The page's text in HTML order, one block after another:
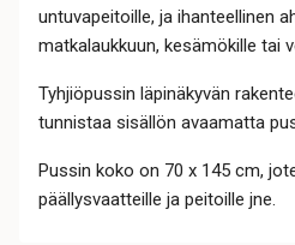
untuvapeitoille, ja ihanteellinen
matkalaukkuun, kesämökille tai
Tyhjiöpussin läpinäkyvän
tunnistaa sisällön avaamatta
Pussin koko on 70 x 145 cm,
päällysvaatteille ja peitoille jne.